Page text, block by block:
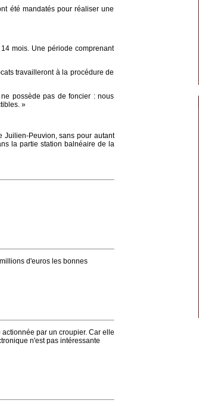
été mandatés pour réaliser une
mois. Une période comprenant
travailleront à la procédure de
possède pas de foncier : nous
»
Juilien-Peuvion, sans pour autant
la partie station balnéaire de la
d'euros les bonnes
par un croupier. Car elle
n'est pas intéressante